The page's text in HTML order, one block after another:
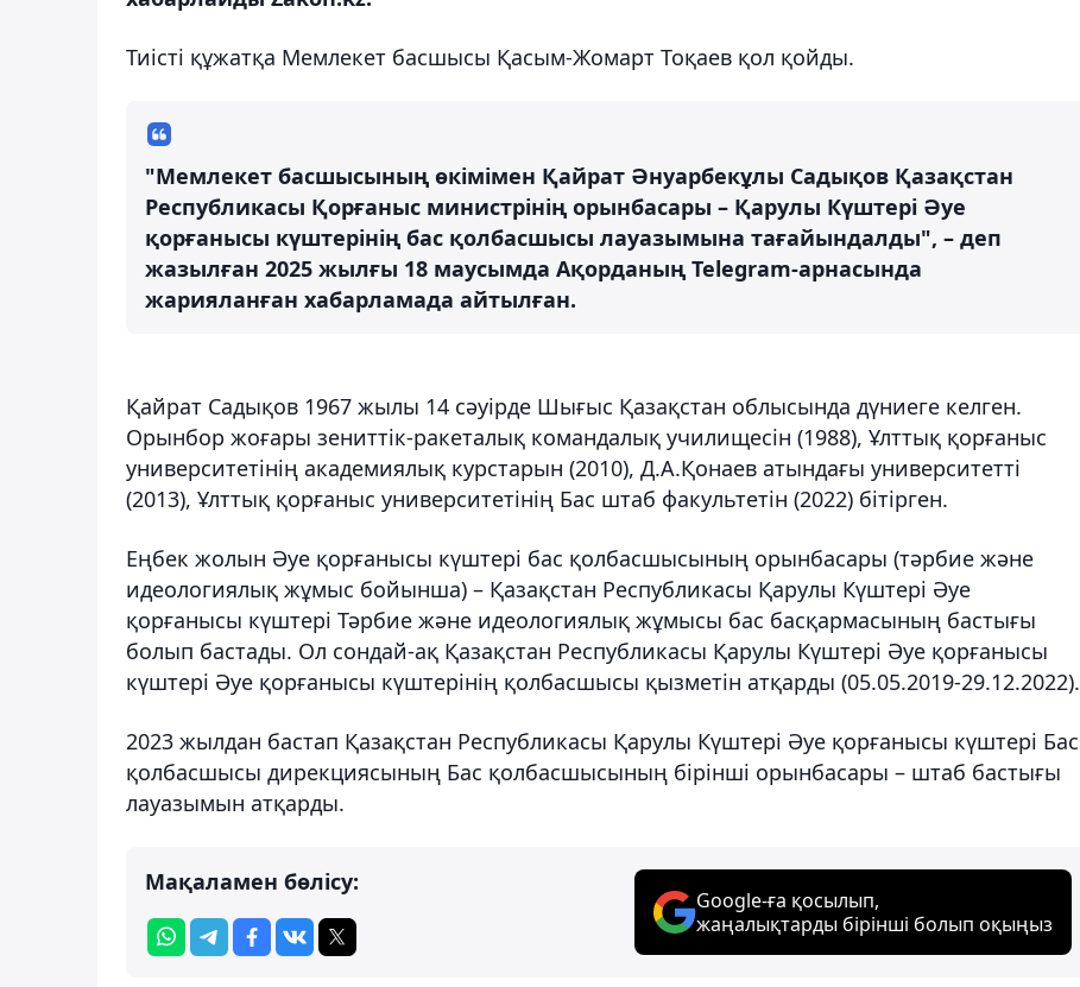
Тиісті құжатқа Мемлекет басшысы Қасым-Жомарт Тоқаев қол қойды.
"Мемлекет басшысының өкімімен Қайрат Әнуарбекұлы Садықов Қазақстан
Республикасы Қорғаныс министрінің орынбасары – Қарулы Күштері Әуе
қорғанысы күштерінің бас қолбасшысы лауазымына тағайындалды", – деп
жазылған 2025 жылғы 18 маусымда Ақорданың Telegram-арнасында
жарияланған хабарламада айтылған.
Қайрат Садықов 1967 жылы 14 сәуірде Шығыс Қазақстан облысында дүниеге келген.
Орынбор жоғары зениттік-ракеталық командалық училищесін (1988), Ұлттық қорғаныс
университетінің академиялық курстарын (2010), Д.А.Қонаев атындағы университетті
(2013), Ұлттық қорғаныс университетінің Бас штаб факультетін (2022) бітірген.
Еңбек жолын Әуе қорғанысы күштері бас қолбасшысының орынбасары (тәрбие және
идеологиялық жұмыс бойынша) – Қазақстан Республикасы Қарулы Күштері Әуе
қорғанысы күштері Тәрбие және идеологиялық жұмысы бас басқармасының бастығы
болып бастады. Ол сондай-ақ Қазақстан Республикасы Қарулы Күштері Әуе қорғанысы
күштері Әуе қорғанысы күштерінің қолбасшысы қызметін атқарды (05.05.2019-29.12.2022).
2023 жылдан бастап Қазақстан Республикасы Қарулы Күштері Әуе қорғанысы күштері Бас
қолбасшысы дирекциясының Бас қолбасшысының бірінші орынбасары – штаб бастығы
лауазымын атқарды.
Мақаламен бөлісу:
Google-ға қосылып,
жаңалықтарды бірінші болып оқыңыз